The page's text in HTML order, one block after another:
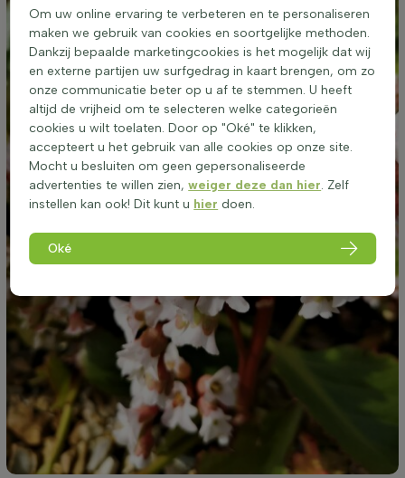
Om uw online ervaring te verbeteren en te personaliseren
maken we gebruik van cookies en soortgelijke methoden.
Dankzij bepaalde marketingcookies is het mogelijk dat wij
en externe partijen uw surfgedrag in kaart brengen, om zo
onze communicatie beter op u af te stemmen. U heeft
altijd de vrijheid om te selecteren welke categorieën
cookies u wilt toelaten. Door op "Oké" te klikken,
accepteert u het gebruik van alle cookies op onze site.
Mocht u besluiten om geen gepersonaliseerde
advertenties te willen zien,weiger deze dan hier. Zelf
instellen kan ook! Dit kunt u hier doen.
Oké